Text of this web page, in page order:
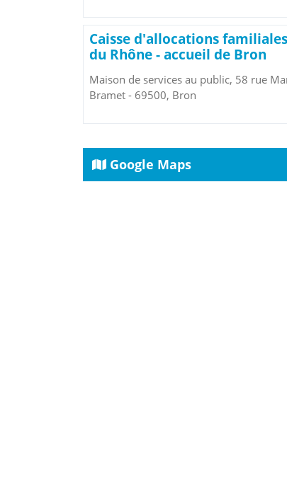
Caisse d'allocations
du Rhône - accueil de Bron
Maison de services au public, 58 rue
Bramet - 69500, Bron
Google Maps